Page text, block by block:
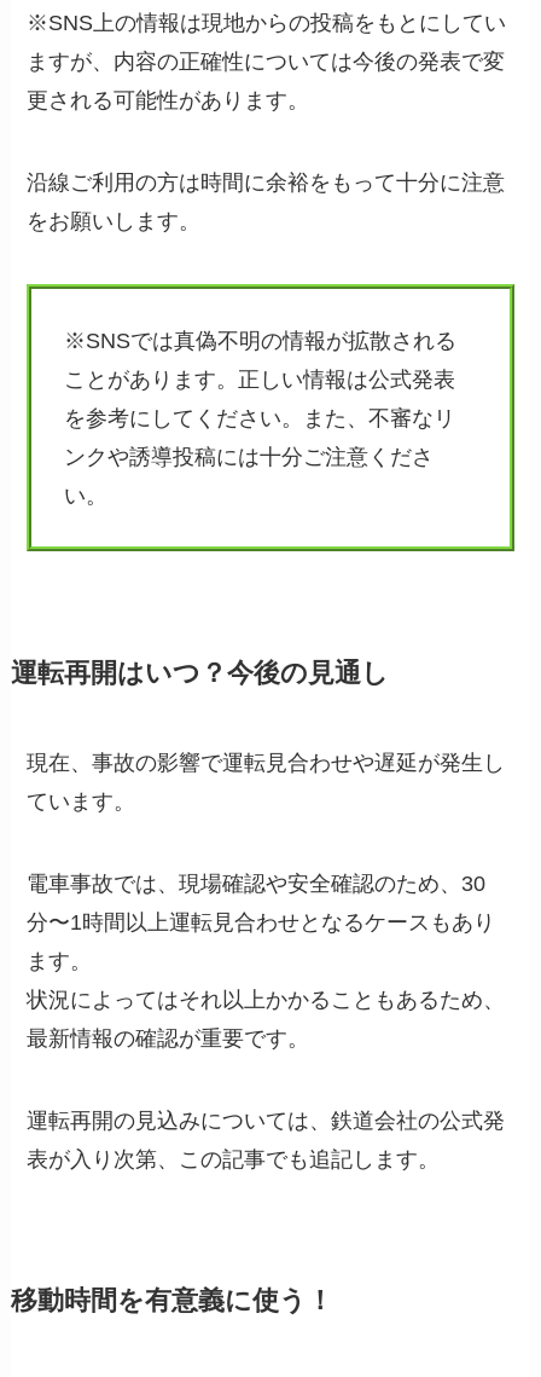
※SNS上の情報は現地からの投稿をもとにしてい
ますが、内容の正確性については今後の発表で変
更される可能性があります。
沿線ご利用の方は時間に余裕をもって十分に注意
をお願いします。
※SNSでは真偽不明の情報が拡散される
ことがあります。正しい情報は公式発表
を参考にしてください。また、不審なリ
ンクや誘導投稿には十分ご注意くださ
い。
運転再開はいつ？今後の見通し
現在、事故の影響で運転見合わせや遅延が発生し
ています。
電車事故では、現場確認や安全確認のため、30
分〜1時間以上運転見合わせとなるケースもあり
ます。
状況によってはそれ以上かかることもあるため、
最新情報の確認が重要です。
運転再開の見込みについては、鉄道会社の公式発
表が入り次第、この記事でも追記します。
移動時間を有意義に使う！